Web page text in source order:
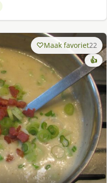
Maak favoriet22
👍